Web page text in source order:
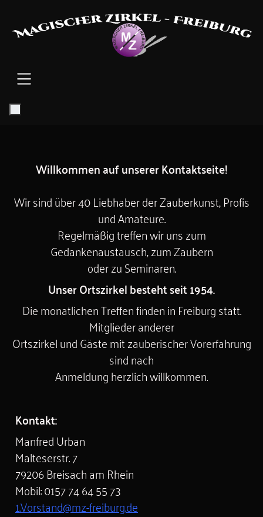
SKIP TO MAIN CONTENT
Willkommen auf unserer Kontaktseite!
Wir sind über 40 Liebhaber der Zauberkunst, Profis
und Amateure.
Regelmäßig treffen wir uns zum
Gedankenaustausch, zum Zaubern
oder zu Seminaren.
Unser Ortszirkel besteht seit 1954.
Die monatlichen Treffen finden in Freiburg statt.
Mitglieder anderer
Ortszirkel und Gäste mit zauberischer Vorerfahrung
sind nach
Anmeldung herzlich willkommen.
Kontakt:
Manfred Urban
Malteserstr. 7
79206 Breisach am Rhein
Mobil: 0157 74 64 55 73
1.Vorstand@mz-freiburg.de